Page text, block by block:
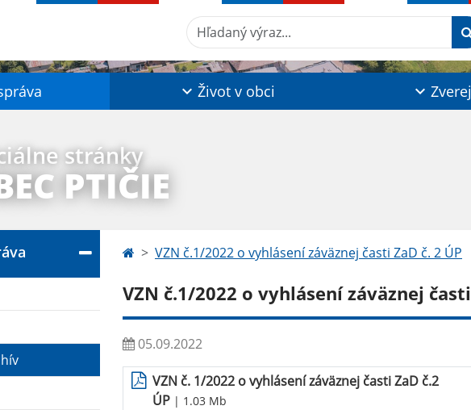
Hľadaný výraz...
Život v obci
stránky
PTIČIE
VZN č.1/2022 o vyhlásení záväznej časti ZaD č. 2 ÚP
VZN č.1/2022 o vyhlásení záväznej časti
05.09.2022
VZN č. 1/2022 o vyhlásení záväznej časti ZaD č.2
ÚP | 1.03 Mb